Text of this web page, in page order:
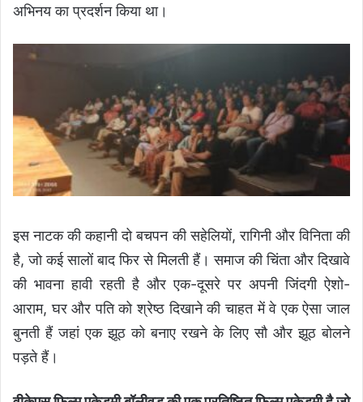
अभिनय का प्रदर्शन किया था।
इस नाटक की कहानी दो बचपन की सहेलियों, रागिनी और विनिता की
है, जो कई सालों बाद फिर से मिलती हैं। समाज की चिंता और दिखावे
की भावना हावी रहती है और एक-दूसरे पर अपनी जिंदगी ऐशो-
आराम, घर और पति को श्रेष्ठ दिखाने की चाहत में वे एक ऐसा जाल
बुनती हैं जहां एक झूठ को बनाए रखने के लिए सौ और झूठ बोलने
पड़ते हैं।